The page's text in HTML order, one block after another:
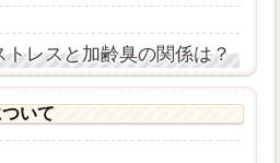
トレスと加齢臭の関係は？
いて